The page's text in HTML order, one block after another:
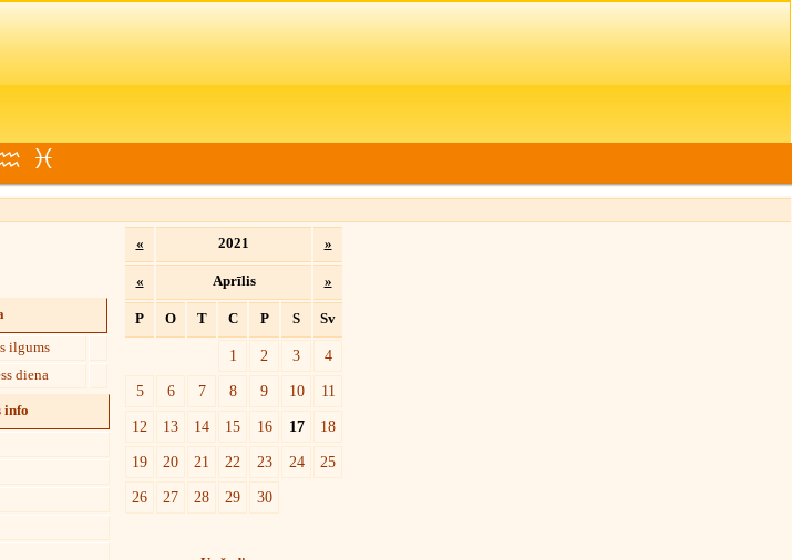
ilgums
diena
info
« 2021 »
« Aprīlis »
P O T C P S Sv
1 2 3
4
5
6 7 8 9 10
11
12
13 14 15 16 17
18
19
20 21 22 23 24
25
26
27 28 29 30